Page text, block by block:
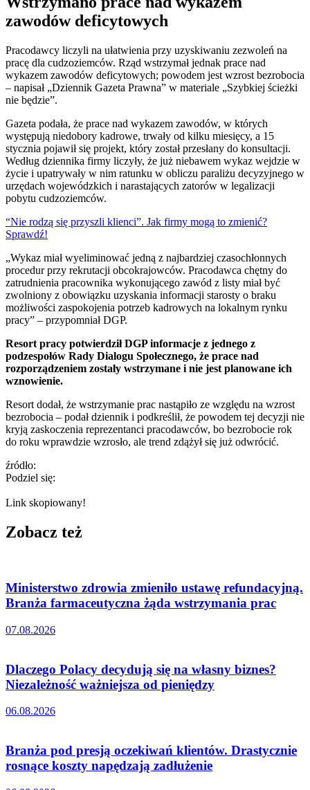
zawodów deficytowych
Pracodawcy liczyli na ułatwienia przy uzyskiwaniu zezwoleń na
pracę dla cudzoziemców. Rząd wstrzymał jednak prace nad
wykazem zawodów deficytowych; powodem jest wzrost bezrobocia
– napisał „Dziennik Gazeta Prawna” w materiale „Szybkiej ścieżki
nie będzie”.
Gazeta podała, że prace nad wykazem zawodów, w których
występują niedobory kadrowe, trwały od kilku miesięcy, a 15
stycznia pojawił się projekt, który został przesłany do konsultacji.
Według dziennika firmy liczyły, że już niebawem wykaz wejdzie w
życie i upatrywały w nim ratunku w obliczu paraliżu decyzyjnego w
urzędach wojewódzkich i narastających zatorów w legalizacji
pobytu cudzoziemców.
“Nie rodzą się przyszli klienci”. Jak firmy mogą to zmienić?
Sprawdź!
„Wykaz miał wyeliminować jedną z najbardziej czasochłonnych
procedur przy rekrutacji obcokrajowców. Pracodawca chętny do
zatrudnienia pracownika wykonującego zawód z listy miał być
zwolniony z obowiązku uzyskania informacji starosty o braku
możliwości zaspokojenia potrzeb kadrowych na lokalnym rynku
pracy” – przypomniał DGP.
Resort pracy potwierdził DGP informacje z jednego z
podzespołów Rady Dialogu Społecznego, że prace nad
rozporządzeniem zostały wstrzymane i nie jest planowane ich
wznowienie.
Resort dodał, że wstrzymanie prac nastąpiło ze względu na wzrost
bezrobocia – podał dziennik i podkreślił, że powodem tej decyzji nie
kryją zaskoczenia reprezentanci pracodawców, bo bezrobocie rok
do roku wprawdzie wzrosło, ale trend zdążył się już odwrócić.
źródło:
Podziel się:
Link skopiowany!
Zobacz też
Ministerstwo zdrowia zmieniło ustawę refundacyjną.
Branża farmaceutyczna żąda wstrzymania prac
07.08.2026
Dlaczego Polacy decydują się na własny biznes?
Niezależność ważniejsza od pieniędzy
06.08.2026
Branża pod presją oczekiwań klientów. Drastycznie
rosnące koszty napędzają zadłużenie